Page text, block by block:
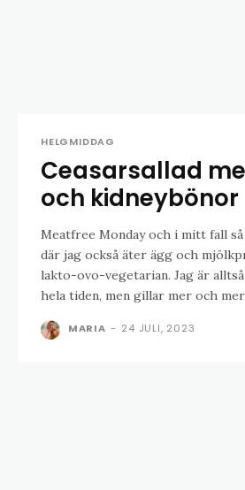
HELGMIDDAG
Ceasarsallad
och kidneybönor
Meatfree Monday och i mitt fall
där jag också äter ägg och
lakto-ovo-vegetarian. Jag är
hela tiden, men gillar mer och
MARIA - 24 JULI, 2023